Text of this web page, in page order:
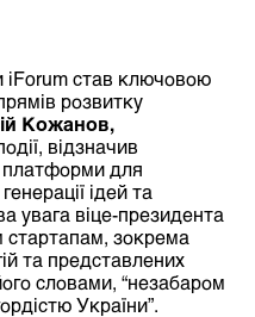
iForum став ключовою
розвитку
Кожанов,
відзначив
платформи для
ідей та
увага віце-президента
стартапам, зокрема
та представлених
словами, “незабаром
України”.